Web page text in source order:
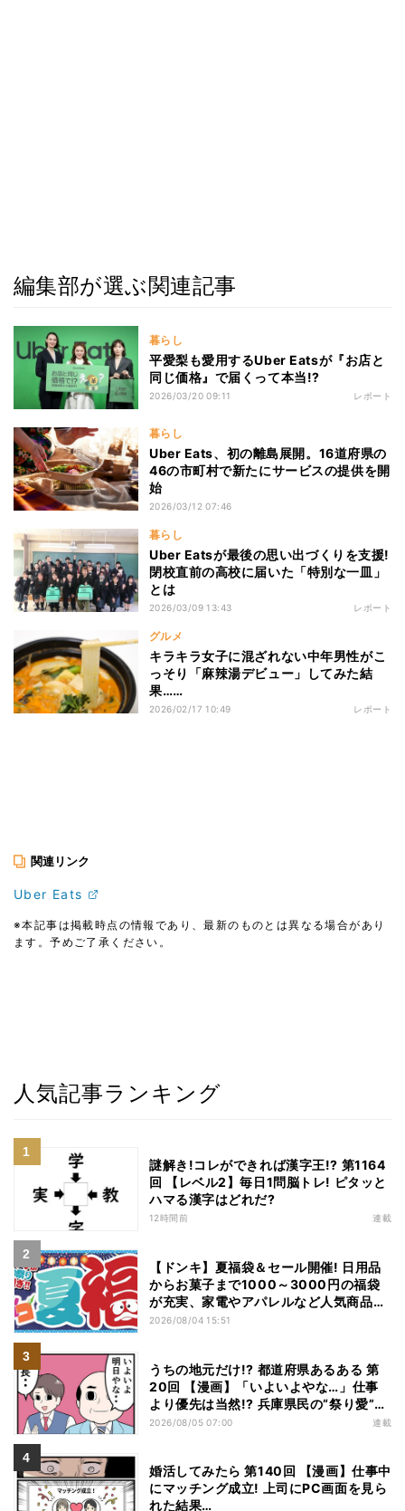
編集部が選ぶ関連記事
暮らし
平愛梨も愛用するUber Eatsが『お店と
同じ価格』で届くって本当!?
2026/03/20 09:11 レポート
暮らし
Uber Eats、初の離島展開。16道府県の
46の市町村で新たにサービスの提供を開
始
2026/03/12 07:46
暮らし
Uber Eatsが最後の思い出づくりを支援!
閉校直前の高校に届いた「特別な一皿」
とは
2026/03/09 13:43 レポート
グルメ
キラキラ女子に混ざれない中年男性がこ
っそり「麻辣湯デビュー」してみた結
果……
2026/02/17 10:49 レポート
関連リンク
Uber Eats
※本記事は掲載時点の情報であり、最新のものとは異なる場合があり
ます。予めご了承ください。
人気記事ランキング
謎解き!コレができれば漢字王!? 第1164
回 【レベル2】毎日1問脳トレ! ピタッと
ハマる漢字はどれだ?
12時間前 連載
【ドンキ】夏福袋＆セール開催! 日用品
からお菓子まで1000～3000円の福袋
が充実、家電やアパレルなど人気商品も
特価
2026/08/04 15:51
うちの地元だけ!? 都道府県あるある 第
20回 【漫画】「いよいよやな…」仕事
より優先は当然!? 兵庫県民の“祭り愛”が
熱すぎた
2026/08/05 07:00 連載
婚活してみたら 第140回 【漫画】仕事中
にマッチング成立! 上司にPC画面を見ら
れた結果…